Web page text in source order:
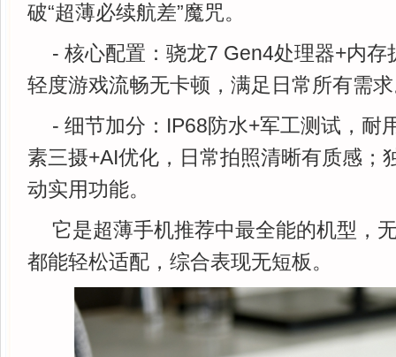
破“超薄必续航差”魔咒。
- 核心配置：骁龙7 Gen4处理器+内存
轻度游戏流畅无卡顿，满足日常所有需
- 细节加分：IP68防水+军工测试，耐
素三摄+AI优化，日常拍照清晰有质感；
动实用功能。
它是超薄手机推荐中最全能的机型，
都能轻松适配，综合表现无短板。